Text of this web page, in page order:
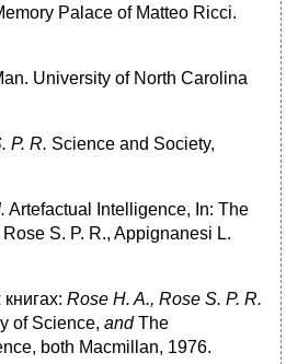
Palace of Matteo Ricci.
University of North Carolina
P. R. Science and Society,
Artefactual Intelligence, In: The
S. P. R., Appignanesi L.
Rose H. A., Rose S. P. R.
of Science, andThe
both Macmillan, 1976.